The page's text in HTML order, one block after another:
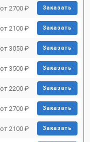
от 2700 ₽ Заказать
от 2100 ₽ Заказать
от 3050 ₽ Заказать
от 3500 ₽ Заказать
от 2200 ₽ Заказать
от 2700 ₽ Заказать
от 2100 ₽ Заказать